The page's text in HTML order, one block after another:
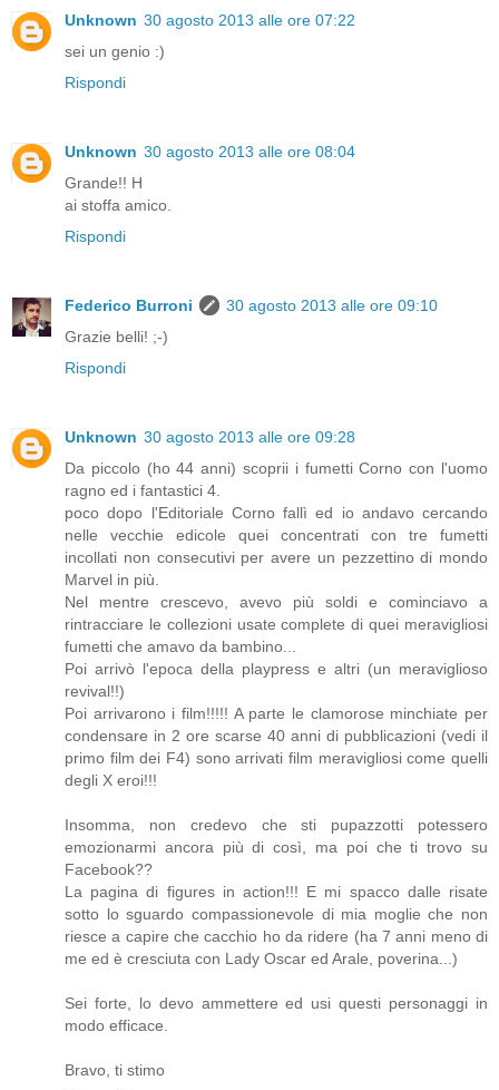
Unknown 30 agosto 2013 alle ore 07:22
sei un genio :)
Rispondi
Unknown 30 agosto 2013 alle ore 08:04
Grande!! H
ai stoffa amico.
Rispondi
Federico Burroni
30 agosto 2013 alle ore 09:10
Grazie belli! ;-)
Rispondi
Unknown 30 agosto 2013 alle ore 09:28
Da piccolo (ho 44 anni) scoprii i fumetti Corno con l'uomo
ragno ed i fantastici 4.
poco dopo l'Editoriale Corno fallì ed io andavo cercando
nelle vecchie edicole quei concentrati con tre fumetti
incollati non consecutivi per avere un pezzettino di mondo
Marvel in più.
Nel mentre crescevo, avevo più soldi e cominciavo a
rintracciare le collezioni usate complete di quei meravigliosi
fumetti che amavo da bambino...
Poi arrivò l'epoca della playpress e altri (un meraviglioso
revival!!)
Poi arrivarono i film!!!!! A parte le clamorose minchiate per
condensare in 2 ore scarse 40 anni di pubblicazioni (vedi il
primo film dei F4) sono arrivati film meravigliosi come quelli
degli X eroi!!!
Insomma, non credevo che sti pupazzotti potessero
emozionarmi ancora più di così, ma poi che ti trovo su
Facebook??
La pagina di figures in action!!! E mi spacco dalle risate
sotto lo sguardo compassionevole di mia moglie che non
riesce a capire che cacchio ho da ridere (ha 7 anni meno di
me ed è cresciuta con Lady Oscar ed Arale, poverina...)
Sei forte, lo devo ammettere ed usi questi personaggi in
modo efficace.
Bravo, ti stimo